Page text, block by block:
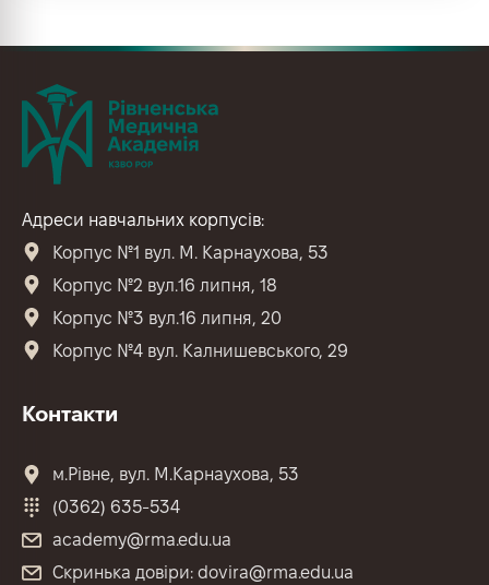
Адреси навчальних корпусів:
Корпус №1 вул. М. Карнаухова, 53
Корпус №2 вул.16 липня, 18
Корпус №3 вул.16 липня, 20
Корпус №4 вул. Калнишевського, 29
Контакти
м.Рівне, вул. М.Карнаухова, 53
(0362) 635-534
academy@rma.edu.ua
Скринька довіри: dovira@rma.edu.ua